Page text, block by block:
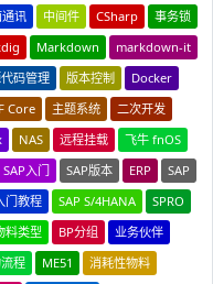
讯 中间件 CSharp
事务锁
Markdown
markdown-it
码管理 版本控制
Docker
Core 主题系统
二次开发
NAS 远程挂载
飞牛 fnOS
SAP入门 SAP版本 ERP
SAP
门教程 SAP S/4HANA
SPRO
料类型 BP分组
业务伙伴
程 ME51
消耗性物料